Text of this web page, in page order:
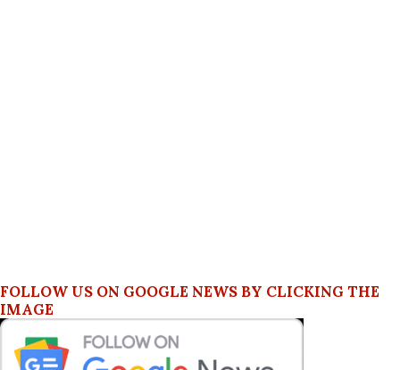
FOLLOW US ON GOOGLE NEWS BY CLICKING THE
IMAGE